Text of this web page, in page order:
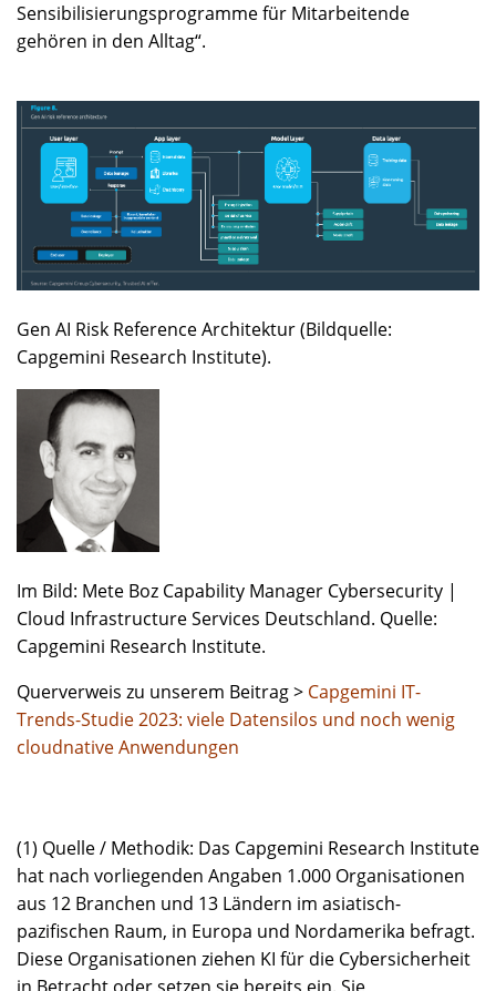
Sensibilisierungsprogramme für Mitarbeitende
gehören in den Alltag“.
Gen AI Risk Reference Architektur (Bildquelle:
Capgemini Research Institute).
Im Bild: Mete Boz Capability Manager Cybersecurity |
Cloud Infrastructure Services Deutschland. Quelle:
Capgemini Research Institute.
Querverweis zu unserem Beitrag > Capgemini IT-
Trends-Studie 2023: viele Datensilos und noch wenig
cloudnative Anwendungen
(1) Quelle / Methodik: Das Capgemini Research Institute
hat nach vorliegenden Angaben 1.000 Organisationen
aus 12 Branchen und 13 Ländern im asiatisch-
pazifischen Raum, in Europa und Nordamerika befragt.
Diese Organisationen ziehen KI für die Cybersicherheit